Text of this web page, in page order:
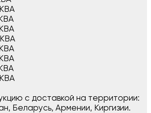
с доставкой на территории:
Беларусь, Армении, Киргизии.